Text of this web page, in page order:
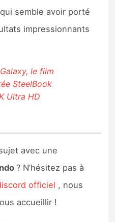
semble avoir porté
impressionnants
le film
SteelBook
Ultra HD
avec une
? N’hésitez pas à
officiel , nous
accueillir !